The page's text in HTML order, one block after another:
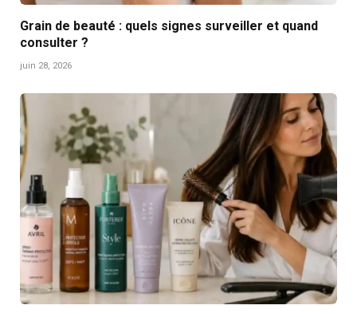
Grain de beauté : quels signes surveiller et quand
consulter ?
juin 28, 2026